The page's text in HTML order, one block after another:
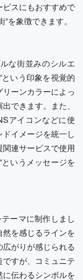
スにもおすすめで
を象徴できます。
な街並みのシルエ
いう印象を視覚的
ーンカラーによっ
できます。また、
アイコンなどに使
イメージを統一し
連サービスで使用
いうメッセージを
ーマに制作しまし
を感じるラインを
がりが感じられる
すが、コミュニテ
伝わるシンボルを